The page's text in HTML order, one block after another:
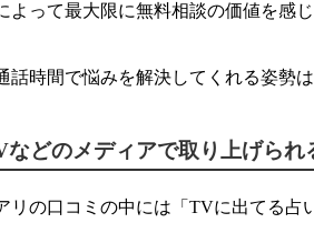
よって最大限に無料相談の価値を感
話時間で悩みを解決してくれる姿勢
どのメディアで取り上げられ
リの口コミの中には「TVに出てる